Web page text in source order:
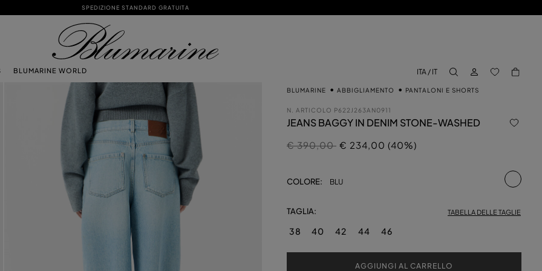
SPEDIZIONE STANDARD GRATUITA
BLUMARINE WORLD
ITA / IT
ACCEDI TORNA A
BLUMARINE ABBIGLIAMENTO PANTALONI E SHORTS
N. ARTICOLO P622J263AN0911
JEANS BAGGY IN DENIM STONE-WASHED
Prezzo ridotto da
€ 390,00a€ 234,00 (40%)
COLORE: BLU
TAGLIA: TABELLA DELLE TAGLIE
38 40 42 44 46
AGGIUNGI AL CARRELLO